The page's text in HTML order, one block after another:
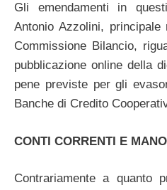
Gli emendamenti in
Antonio Azzolini,
Commissione Bilancio,
pubblicazione online della
pene previste per gli
Banche di Credito
CONTI CORRENTI E
Contrariamente a quanto